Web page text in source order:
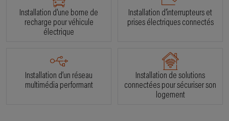
En savoir plus En savoir plus
54 rue des roses, 77400 LAGNY
SUR MARNE
En savoir plus
BH ELECTRICITE
23 avenue des Œillets, 77340
PONTAULT COMBAUT
En savoir plus
Installation d'une borne de
recharge pour véhicule
électrique
Installation d'interrupteurs et
prises électriques connectés
Installation d’un réseau
multimédia performant
Installation de solutions
connectées pour sécuriser son
logement